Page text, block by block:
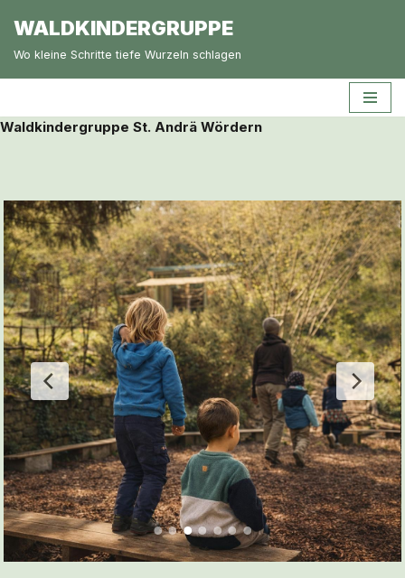
Zum
WALDKINDERGRUPPE
Wo kleine Schritte tiefe Wurzeln schlagen
Waldkindergruppe St. Andrä Wördern